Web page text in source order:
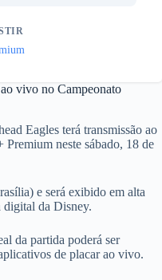
vivo no Campeonato
Eagles terá transmissão ao
neste sábado, 18 de
e será exibido em alta
digital da Disney.
da partida poderá ser
de placar ao vivo.